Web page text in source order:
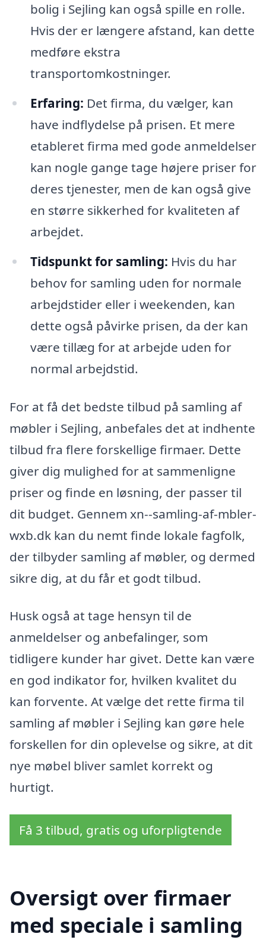
bolig i Sejling kan også spille en rolle.
Hvis der er længere afstand, kan dette
medføre ekstra
transportomkostninger.
Erfaring: Det firma, du vælger, kan
have indflydelse på prisen. Et mere
etableret firma med gode anmeldelser
kan nogle gange tage højere priser for
deres tjenester, men de kan også give
en større sikkerhed for kvaliteten af
arbejdet.
Tidspunkt for samling: Hvis du har
behov for samling uden for normale
arbejdstider eller i weekenden, kan
dette også påvirke prisen, da der kan
være tillæg for at arbejde uden for
normal arbejdstid.
For at få det bedste tilbud på samling af
møbler i Sejling, anbefales det at indhente
tilbud fra flere forskellige firmaer. Dette
giver dig mulighed for at sammenligne
priser og finde en løsning, der passer til
dit budget. Gennem xn--samling-af-mbler-
wxb.dk kan du nemt finde lokale fagfolk,
der tilbyder samling af møbler, og dermed
sikre dig, at du får et godt tilbud.
Husk også at tage hensyn til de
anmeldelser og anbefalinger, som
tidligere kunder har givet. Dette kan være
en god indikator for, hvilken kvalitet du
kan forvente. At vælge det rette firma til
samling af møbler i Sejling kan gøre hele
forskellen for din oplevelse og sikre, at dit
nye møbel bliver samlet korrekt og
hurtigt.
Få 3 tilbud, gratis og uforpligtende
Oversigt over firmaer
med speciale i samling